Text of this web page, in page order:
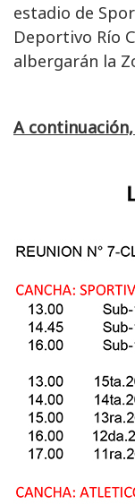
estadio de
Deportivo Río
albergarán la
A